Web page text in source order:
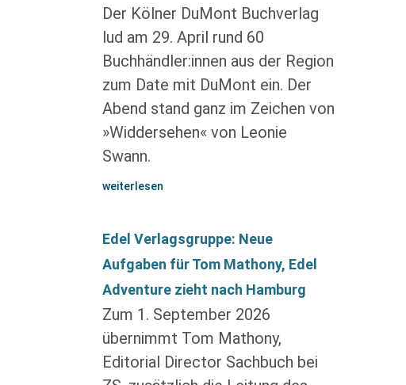
Der Kölner DuMont Buchverlag
lud am 29. April rund 60
Buchhändler:innen aus der Region
zum Date mit DuMont ein. Der
Abend stand ganz im Zeichen von
»Widdersehen« von Leonie
Swann.
weiterlesen
Edel Verlagsgruppe: Neue
Aufgaben für Tom Mathony, Edel
Adventure zieht nach Hamburg
Zum 1. September 2026
übernimmt Tom Mathony,
Editorial Director Sachbuch bei